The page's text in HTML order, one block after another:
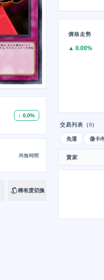
↑ 0.0%
尚無時間
style稀有度切換
價格走勢
▲ 0.00%
交易列表 (0)
免運 傷卡/
賣家